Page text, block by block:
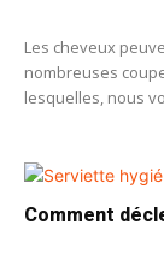
Les cheveux
nombreuses
lesquelles, nous
Comment